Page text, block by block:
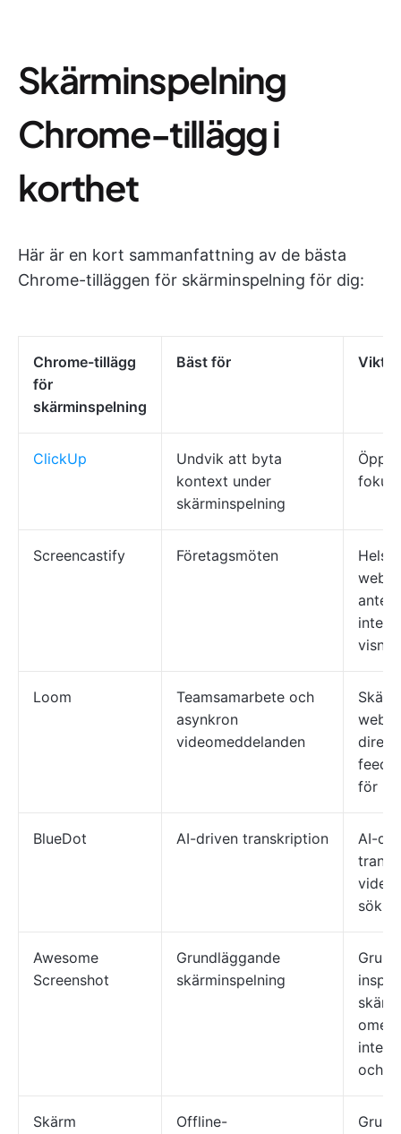
Skärminspelning
Chrome-tillägg i
korthet
Här är en kort sammanfattning av de bästa
Chrome-tilläggen för skärminspelning för dig:
Chrome-tillägg
för
skärminspelning
Bäst för
ClickUp
Undvik att byta
kontext under
skärminspelning
fokus
Screencastify Företagsmöten
Loom
Teamsamarbete och
asynkron
videomeddelanden
för
BlueDot AI-driven transkription
AI-
Awesome
Screenshot
Grundläggande
skärminspelning
och
Skärm
Offline-